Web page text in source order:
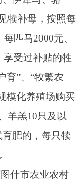
业农村
3个月以
栏10只
羊奖补
砖混结
窖，按照
窖的，
圈舍建
圈舍符